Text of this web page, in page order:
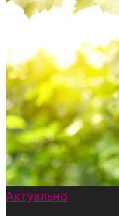
Актуально